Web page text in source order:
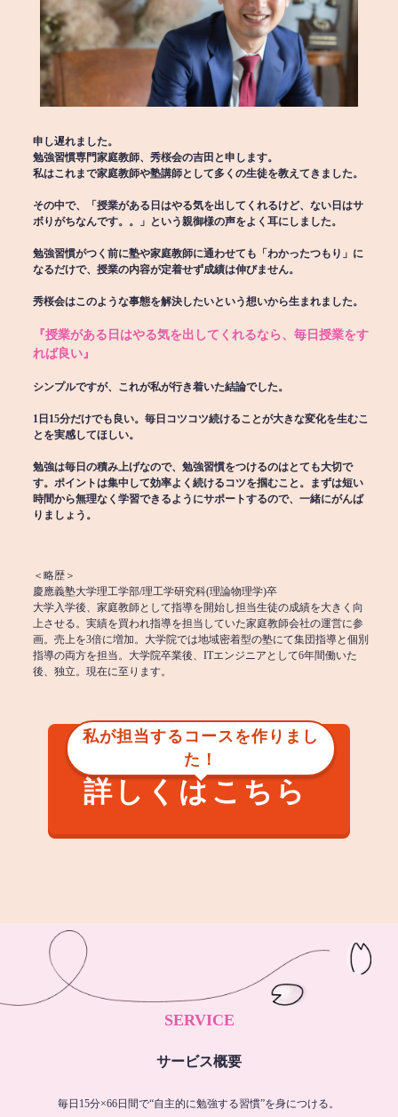
申し遅れました。
勉強習慣専門家庭教師、秀桜会の吉田と申します。
私はこれまで家庭教師や塾講師として多くの生徒を教えてきました。
その中で、「授業がある日はやる気を出してくれるけど、ない日はサ
ボりがちなんです。。」という親御様の声をよく耳にしました。
勉強習慣がつく前に塾や家庭教師に通わせても「わかったつもり」に
なるだけで、授業の内容が定着せず成績は伸びません。
秀桜会はこのような事態を解決したいという想いから生まれました。
『授業がある日はやる気を出してくれるなら、毎日授業をす
れば良い』
シンプルですが、これが私が行き着いた結論でした。
1日15分だけでも良い。毎日コツコツ続けることが大きな変化を生むこ
とを実感してほしい。
勉強は毎日の積み上げなので、勉強習慣をつけるのはとても大切で
す。ポイントは集中して効率よく続けるコツを掴むこと。まずは短い
時間から無理なく学習できるようにサポートするので、一緒にがんば
りましょう。
＜略歴＞
慶應義塾大学理工学部/理工学研究科(理論物理学)卒
大学入学後、家庭教師として指導を開始し担当生徒の成績を大きく向
上させる。実績を買われ指導を担当していた家庭教師会社の運営に参
画。売上を3倍に増加。大学院では地域密着型の塾にて集団指導と個別
指導の両方を担当。大学院卒業後、ITエンジニアとして6年間働いた
後、独立。現在に至ります。
私が担当するコースを作りまし
た！
詳しくはこちら
SERVICE
サービス概要
毎日15分×66日間で“自主的に勉強する習慣”を身につける。